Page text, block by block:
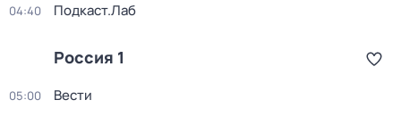
04:40 Подкаст.Лаб
Россия 1
05:00 Вести